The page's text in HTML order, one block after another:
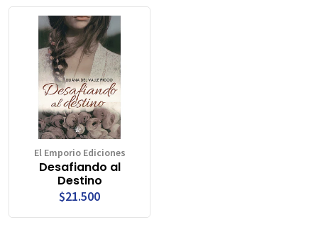
El Emporio Ediciones
Desafiando al
Destino
$21.500